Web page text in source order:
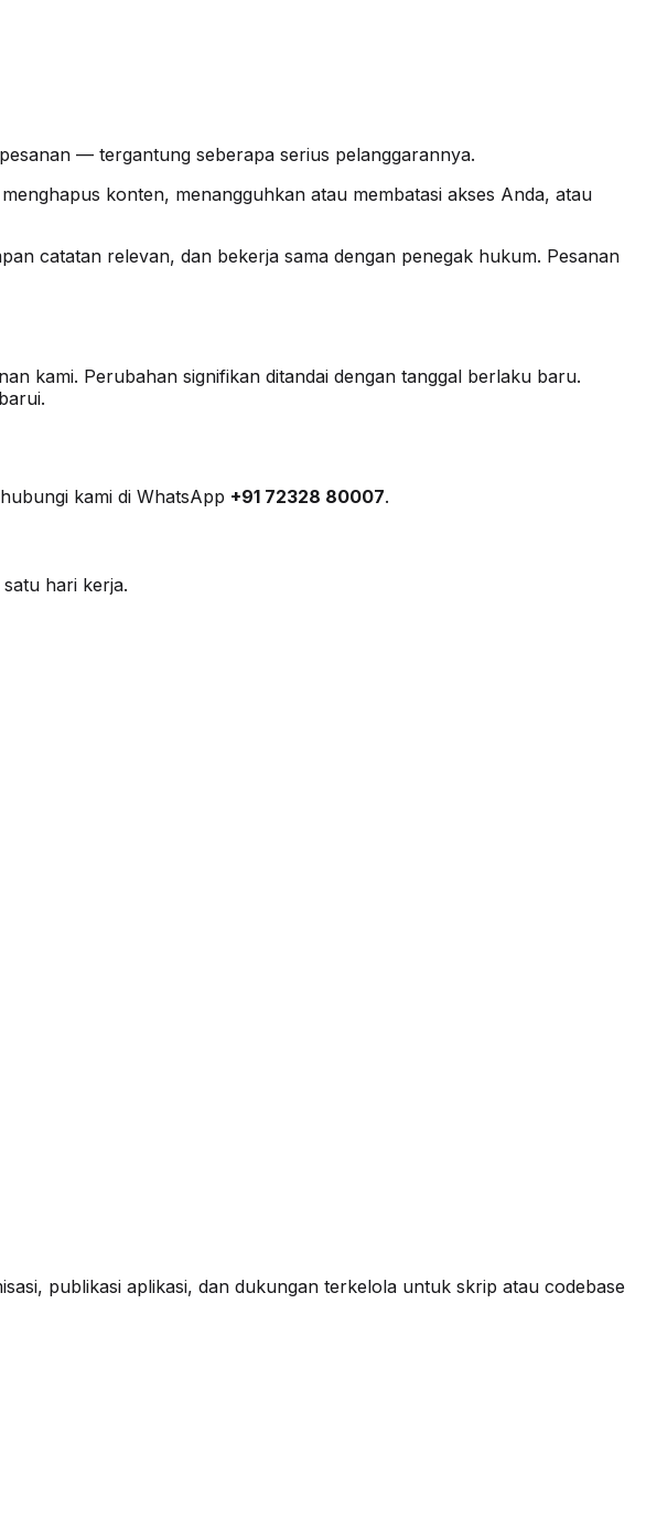
— tergantung seberapa serius pelanggarannya.
konten, menangguhkan atau membatasi akses Anda, atau
catatan relevan, dan bekerja sama dengan penegak hukum. Pesanan
kami. Perubahan signifikan ditandai dengan tanggal berlaku baru.
kami di WhatsApp +91 72328 80007.
hari kerja.
publikasi aplikasi, dan dukungan terkelola untuk skrip atau codebase